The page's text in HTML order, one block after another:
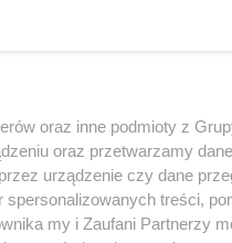
63 / 80
oraz inne podmioty z
oraz przetwarzamy
urządzenie czy dane
treści,
my i Zaufani Partnerzy